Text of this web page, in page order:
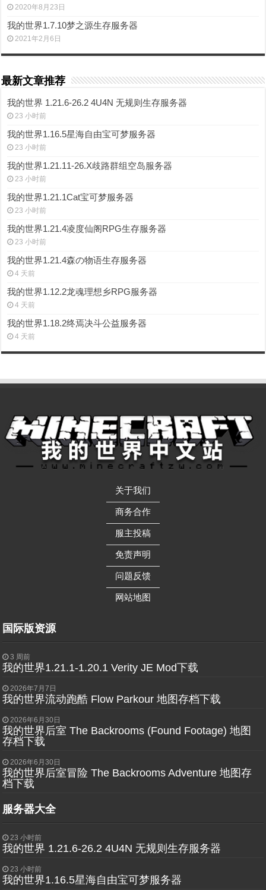
2020年8月23日
我的世界1.7.10梦之源生存服务器
2021年2月6日
最新文章推荐
我的世界 1.21.6-26.2 4U4N 无规则生存服务器
23 小时前
我的世界1.16.5星海自由宝可梦服务器
23 小时前
我的世界1.21.11-26.X歧路群组空岛服务器
23 小时前
我的世界1.21.1Cat宝可梦服务器
23 小时前
我的世界1.21.4凌度仙阁RPG生存服务器
23 小时前
我的世界1.21.4森の物语生存服务器
4 天前
我的世界1.12.2龙魂理想乡RPG服务器
4 天前
我的世界1.18.2终焉决斗公益服务器
4 天前
关于我们
——————
商务合作
——————
服主投稿
——————
免责声明
——————
问题反馈
——————
网站地图
国际版资源
3 周前
我的世界1.21.1-1.20.1 Verity JE Mod下载
2026年7月7日
我的世界流动跑酷 Flow Parkour 地图存档下载
2026年6月30日
我的世界后室 The Backrooms (Found Footage) 地图
存档下载
2026年6月30日
我的世界后室冒险 The Backrooms Adventure 地图存
档下载
服务器大全
23 小时前
我的世界 1.21.6-26.2 4U4N 无规则生存服务器
23 小时前
我的世界1.16.5星海自由宝可梦服务器